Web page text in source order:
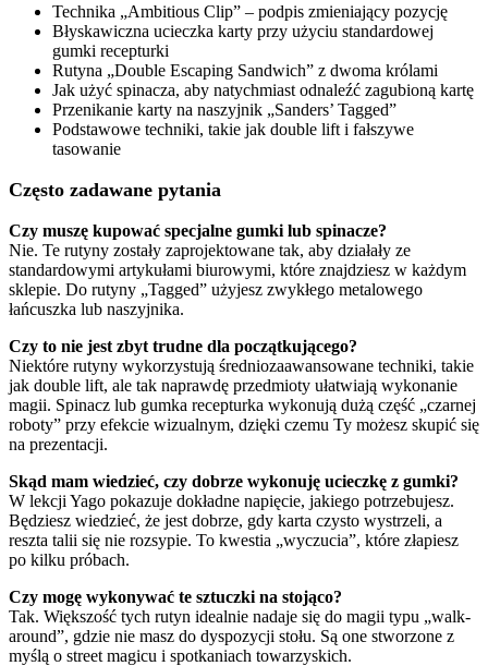
Technika „Ambitious Clip” – podpis zmieniający pozycję
Błyskawiczna ucieczka karty przy użyciu standardowej
gumki recepturki
Rutyna „Double Escaping Sandwich” z dwoma królami
Jak użyć spinacza, aby natychmiast odnaleźć zagubioną kartę
Przenikanie karty na naszyjnik „Sanders’ Tagged”
Podstawowe techniki, takie jak double lift i fałszywe
tasowanie
Często zadawane pytania
Czy muszę kupować specjalne gumki lub spinacze?
Nie. Te rutyny zostały zaprojektowane tak, aby działały ze
standardowymi artykułami biurowymi, które znajdziesz w każdym
sklepie. Do rutyny „Tagged” użyjesz zwykłego metalowego
łańcuszka lub naszyjnika.
Czy to nie jest zbyt trudne dla początkującego?
Niektóre rutyny wykorzystują średniozaawansowane techniki, takie
jak double lift, ale tak naprawdę przedmioty ułatwiają wykonanie
magii. Spinacz lub gumka recepturka wykonują dużą część „czarnej
roboty” przy efekcie wizualnym, dzięki czemu Ty możesz skupić się
na prezentacji.
Skąd mam wiedzieć, czy dobrze wykonuję ucieczkę z gumki?
W lekcji Yago pokazuje dokładne napięcie, jakiego potrzebujesz.
Będziesz wiedzieć, że jest dobrze, gdy karta czysto wystrzeli, a
reszta talii się nie rozsypie. To kwestia „wyczucia”, które złapiesz
po kilku próbach.
Czy mogę wykonywać te sztuczki na stojąco?
Tak. Większość tych rutyn idealnie nadaje się do magii typu „walk-
around”, gdzie nie masz do dyspozycji stołu. Są one stworzone z
myślą o street magicu i spotkaniach towarzyskich.